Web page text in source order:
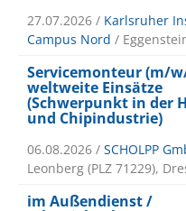
27.07.2026 / Karlsruher
Campus Nord /
Servicemonteur (m/
weltweite Einsätze
(Schwerpunkt in der
und Chipindustrie)
06.08.2026 / SCHOLPP
Leonberg (PLZ 71229),
im Außendienst /